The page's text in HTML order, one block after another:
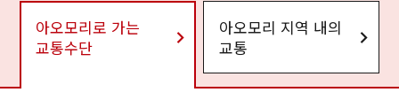
아오모리로 가는
교통수단
아오모리 지역 내의
교통